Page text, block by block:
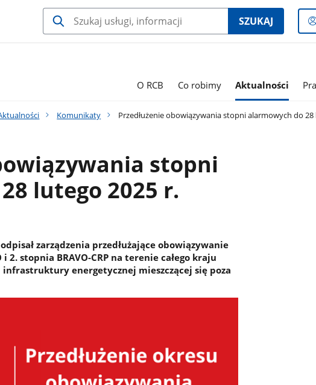
SZUKAJ
O RCB Co robimy Aktualności
Komunikaty Przedłużenie obowiązywania stopni alarmowych do 28
stopni
lutego 2025 r.
zarządzenia przedłużające obowiązywanie
stopnia BRAVO-CRP na terenie całego kraju
infrastruktury energetycznej mieszczącej się poza